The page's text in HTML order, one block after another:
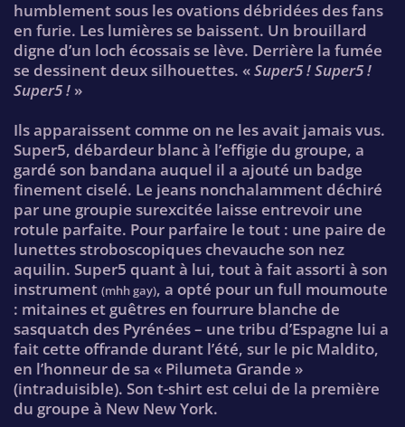
humblement sous les ovations débridées des fans
en furie. Les lumières se baissent. Un brouillard
digne d’un loch écossais se lève. Derrière la fumée
se dessinent deux silhouettes. «Super5 ! Super5 !
Super5 ! »
Ils apparaissent comme on ne les avait jamais vus.
Super5, débardeur blanc à l’effigie du groupe, a
gardé son bandana auquel il a ajouté un badge
finement ciselé. Le jeans nonchalamment déchiré
par une groupie surexcitée laisse entrevoir une
rotule parfaite. Pour parfaire le tout : une paire de
lunettes stroboscopiques chevauche son nez
aquilin. Super5 quant à lui, tout à fait assorti à son
instrument (mhh gay), a opté pour un full moumoute
: mitaines et guêtres en fourrure blanche de
sasquatch des Pyrénées – une tribu d’Espagne lui a
fait cette offrande durant l’été, sur le pic Maldito,
en l’honneur de sa « Pilumeta Grande »
(intraduisible). Son t-shirt est celui de la première
du groupe à New New York.